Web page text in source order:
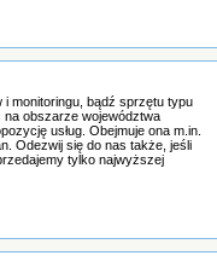
monitoringu, bądź sprzętu typu
na obszarze województwa
usług. Obejmuje ona m.in.
Odezwij się do nas także, jeśli
tylko najwyższej